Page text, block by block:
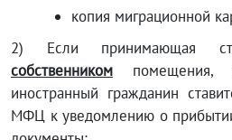
копия миграционной
2) Если принимающая
собственником помещения,
иностранный гражданин
МФЦ к уведомлению о